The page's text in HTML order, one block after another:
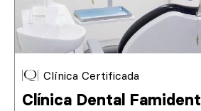
Clínica Certificada
Clínica Dental Famident